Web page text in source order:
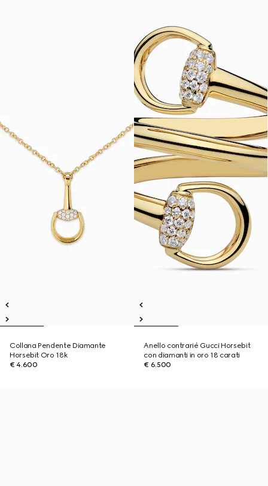
Collana Pendente Diamante
Horsebit Oro 18k
€ 4.600
Anello contrarié Gucci Horsebit
con diamanti in oro 18 carati
€ 6.500